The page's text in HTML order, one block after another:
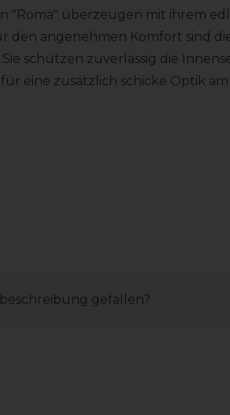
"Roma" überzeugen mit ihrem
den angenehmen Komfort sind
schützen zuverlässig die
eine zusätzlich schicke Optik
gefallen?